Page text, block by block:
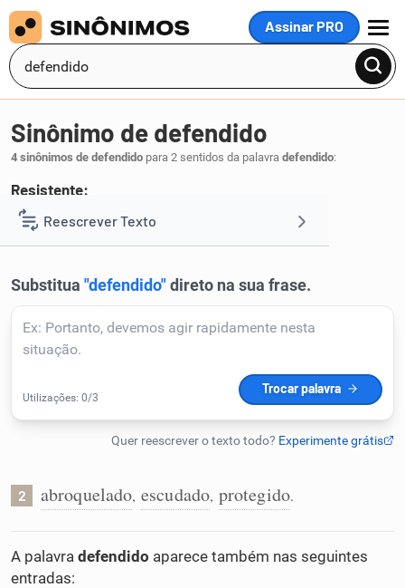
Assinar PRO
MENU
Reescrever Texto
Corrigir Texto
Humanizador de IA
Conexões
Sinônimo de defendido
4 sinônimos de defendido para 2 sentidos da palavra defendido:
Resistente:
1 imune.
2 abroquelado, escudado, protegido.
A palavra defendido aparece também nas seguintes
entradas: